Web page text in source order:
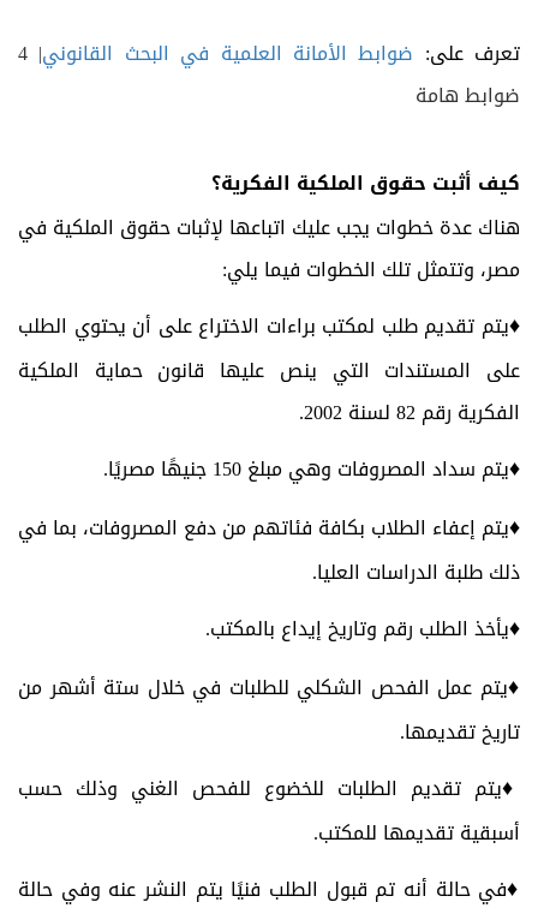
تعرف على: ضوابط الأمانة العلمية في البحث القانوني | 4
ضوابط هامة
كيف أثبت حقوق الملكية الفكرية؟
هناك عدة خطوات يجب عليك اتباعها لإثبات حقوق الملكية في
مصر، وتتمثل تلك الخطوات فيما يلي:
♦يتم تقديم طلب لمكتب براءات الاختراع على أن يحتوي الطلب
على المستندات التي ينص عليها قانون حماية الملكية
الفكرية رقم 82 لسنة 2002.
♦يتم سداد المصروفات وهي مبلغ 150 جنيهًا مصريًا.
♦يتم إعفاء الطلاب بكافة فئاتهم من دفع المصروفات، بما في
ذلك طلبة الدراسات العليا.
♦يأخذ الطلب رقم وتاريخ إيداع بالمكتب.
♦يتم عمل الفحص الشكلي للطلبات في خلال ستة أشهر من
تاريخ تقديمها.
♦يتم تقديم الطلبات للخضوع للفحص الغني وذلك حسب
أسبقية تقديمها للمكتب.
♦في حالة أنه تم قبول الطلب فنيًا يتم النشر عنه وفي حالة